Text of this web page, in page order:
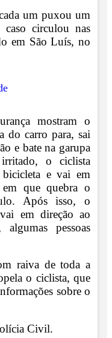
um puxou um
caso circulou nas
em São Luís, no
mostram o
do carro para, sai
e bate na garupa
irritado, o ciclista
e vai em
que quebra o
Após isso, o
em direção ao
pessoas
raiva de toda a
o ciclista, que
sobre o
Civil.